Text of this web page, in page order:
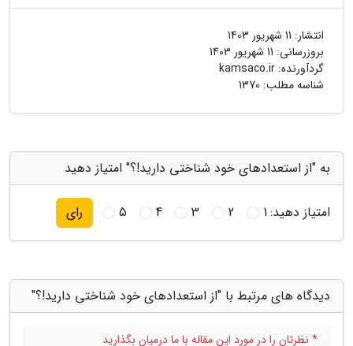
انتشار: 11 شهریور 1403
بروزرسانی: 11 شهریور 1403
گردآورنده: kamsaco.ir
شناسه مطلب: 1370
به "از استعدادهای خود شناختی دارید!؟" امتیاز دهید
امتیاز دهید:1
2
3
4
5 رای
دیدگاه های مرتبط با "از استعدادهای خود شناختی دارید!؟"
* نظرتان را در مورد این مقاله با ما درمیان بگذارید